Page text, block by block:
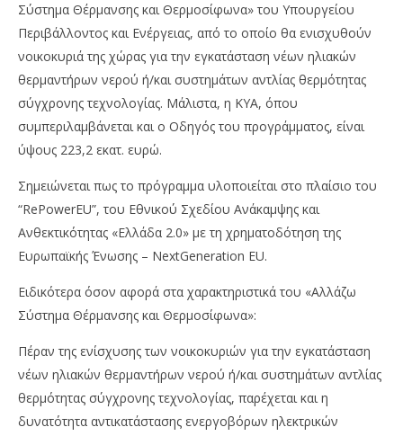
NOW VIEWING
Θ.Σκυλακάκης:Αλλάζω Σύστημα Θέρμανσης και
Θερμοσίφωνα
06/01/2025
pressroom
Σύστημα Θέρμανσης και Θερμοσίφωνα» του Υπουργείου
Περιβάλλοντος και Ενέργειας, από το οποίο θα ενισχυθούν
νοικοκυριά της χώρας για την εγκατάσταση νέων ηλιακών
θερμαντήρων νερού ή/και συστημάτων αντλίας θερμότητας
σύγχρονης τεχνολογίας. Μάλιστα, η ΚΥΑ, όπου
συμπεριλαμβάνεται και ο Οδηγός του προγράμματος, είναι
ύψους 223,2 εκατ. ευρώ.
Σημειώνεται πως το πρόγραμμα υλοποιείται στο πλαίσιο του
“RePowerEU”, του Εθνικού Σχεδίου Ανάκαμψης και
Ανθεκτικότητας «Ελλάδα 2.0» με τη χρηματοδότηση της
Ευρωπαϊκής Ένωσης – NextGeneration EU.
Ειδικότερα όσον αφορά στα χαρακτηριστικά του «Αλλάζω
Σύστημα Θέρμανσης και Θερμοσίφωνα»:
Πέραν της ενίσχυσης των νοικοκυριών για την εγκατάσταση
νέων ηλιακών θερμαντήρων νερού ή/και συστημάτων αντλίας
θερμότητας σύγχρονης τεχνολογίας, παρέχεται και η
δυνατότητα αντικατάστασης ενεργοβόρων ηλεκτρικών